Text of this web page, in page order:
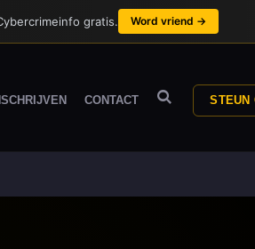
gratis. Word vriend →
CONTACT STEUN